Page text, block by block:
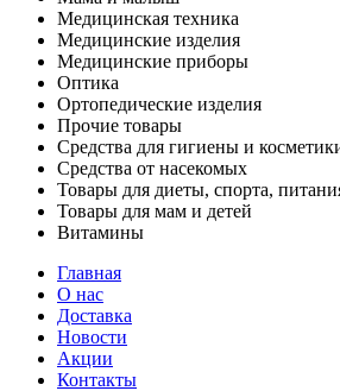
Медицинская техника
Медицинские изделия
Медицинские приборы
Оптика
Ортопедические изделия
Прочие товары
Средства для гигиены и
Средства от насекомых
Товары для диеты, спорта,
Товары для мам и детей
Витамины
Главная
О нас
Доставка
Новости
Акции
Контакты